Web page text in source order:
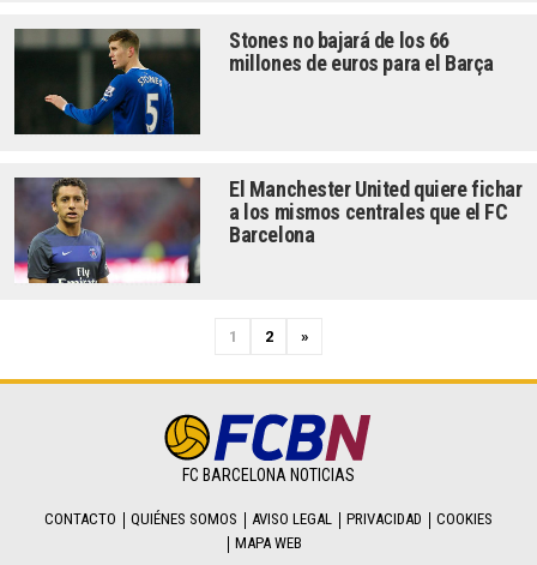
Stones no bajará de los 66
millones de euros para el Barça
El Manchester United quiere fichar
a los mismos centrales que el FC
Barcelona
1 2
N
t
»
FC BARCELONA NOTICIAS
CONTACTO QUIÉNES SOMOS AVISO LEGAL PRIVACIDAD
COOKIES
MAPA WEB